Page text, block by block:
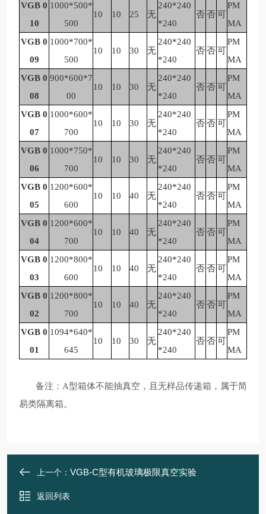
VGB 0
10
1000*500*
500
10 10 25 无
240*240
*240
否否可
PM
MA
VGB 0
09
1000*700*
500
10 10 30 无
240*240
*240
否否可
PM
MA
VGB 0
08
900*600*7
00
10 10 30 无
240*240
*240
否否可
PM
MA
VGB 0
07
1000*600*
700
10 10 30 无
240*240
*240
否否可
PM
MA
VGB 0
06
1000*750*
700
10 10 30 无
240*240
*240
否否可
PM
MA
VGB 0
05
1200*600*
600
10 10 40 无
240*240
*240
否否可
PM
MA
VGB 0
04
1200*600*
700
10 10 40 无
240*240
*240
否否可
PM
MA
VGB 0
03
1200*800*
600
10 10 40 无
240*240
*240
否否可
PM
MA
VGB 0
02
1200*800*
700
10 10 40 无
240*240
*240
否否可
PM
MA
VGB 0
01
1094*640*
645
10 10 30 无
240*240
*240
否否可
PM
MA
备注：A型箱体不能抽真空，且无样品传递箱，属于简
易类隔离箱。
上一个： VGB-C型有机玻璃极限真空实验
返回列表